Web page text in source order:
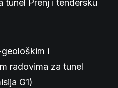
tunel Prenj i tendersku
i
radovima za tunel
G1)